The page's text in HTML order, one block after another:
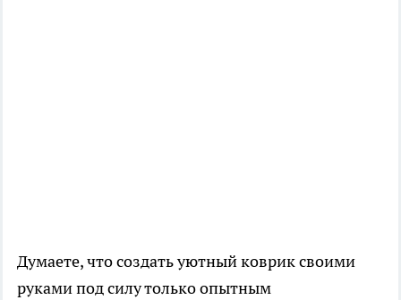
Думаете, что создать уютный коврик своими
руками под силу только опытным